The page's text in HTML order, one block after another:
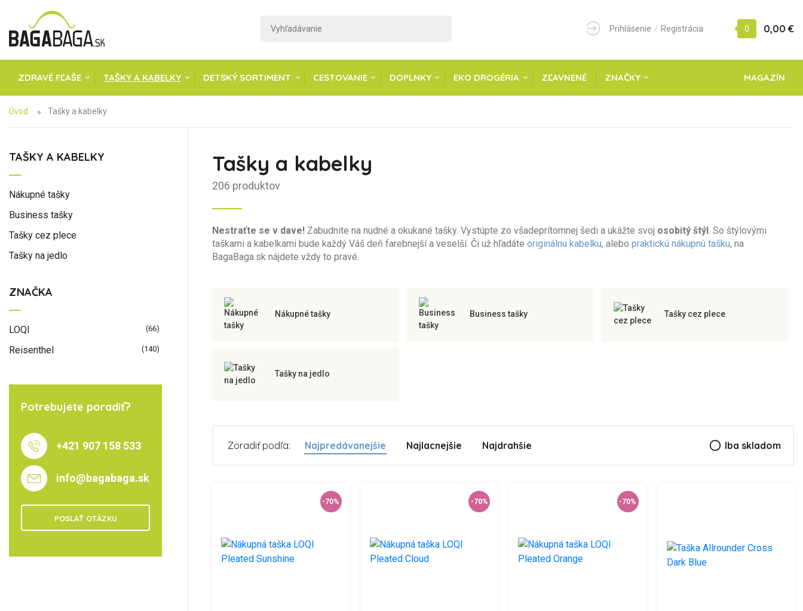
Prihlásenie / Registrácia 0 0,00 €
ZDRAVÉ FĽAŠE TAŠKY A KABELKY DETSKÝ SORTIMENT CESTOVANIE DOPLNKY EKO DROGÉRIA ZĽAVNENÉ ZNAČKY MAGAZÍN
Úvod Tašky a kabelky
TAŠKY A KABELKY
Nákupné tašky
Business tašky
Tašky cez plece
Tašky na jedlo
ZNAČKA
LOQI (66)
Reisenthel (140)
Potrebujete poradiť?
+421 907 158 533
info@bagabaga.sk
POSLAŤ OTÁZKU
Tašky a kabelky
206 produktov
Nestraťte se v dave! Zabudnite na nudné a okukané tašky. Vystúpte zo všadeprítomnej šedi a ukážte svoj ​​ osobitý štýl . So štýlovými
taškami a kabelkami bude každý Váš deň farebnejší a veselší. Či už hľadáte originálnu kabelku, alebo praktickú nákupnú tašku, na
BagaBaga.sk nájdete vždy to pravé.
Nákupné tašky Business tašky Tašky cez plece
Tašky na jedlo
Zoradiť podľa: Najpredávanejšie Najlacnejšie Najdrahšie radio_button_unchecked Iba skladom
-70% -70% -70%